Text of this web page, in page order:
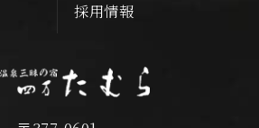
採用情報